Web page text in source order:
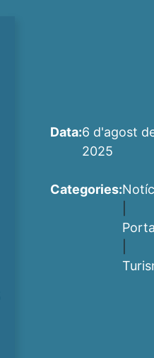
Data:6 d'agost
2025
Categories: